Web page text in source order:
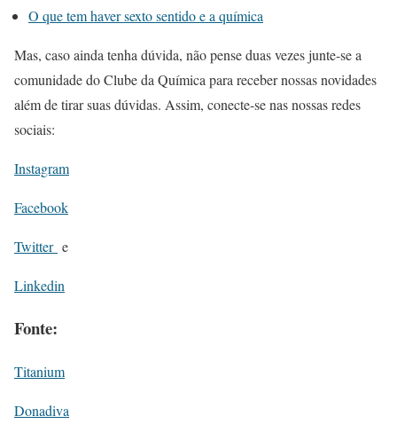
O que tem haver sexto sentido e a química
Mas, caso ainda tenha dúvida, não pense duas vezes junte-se a
comunidade do Clube da Química para receber nossas novidades
além de tirar suas dúvidas. Assim, conecte-se nas nossas redes
sociais:
Instagram
Facebook
Twitter e
Linkedin
Fonte:
Titanium
Donadiva